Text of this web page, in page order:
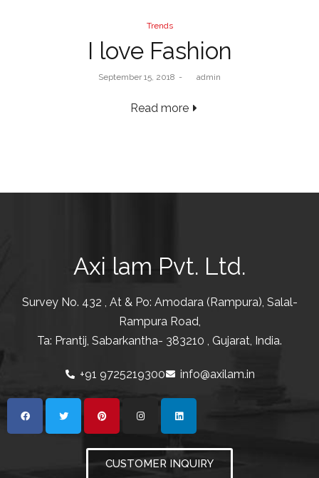
Trends
I love Fashion
September 15, 2018 byadmin
Read more
Axi lam Pvt. Ltd.
Survey No. 432 , At & Po: Amodara (Rampura), Salal-
Rampura Road,
Ta: Prantij, Sabarkantha- 383210 , Gujarat, India.
+91 9725219300 info@axilam.in
CUSTOMER INQUIRY